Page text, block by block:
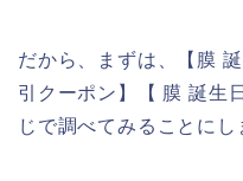
だから、まずは、【膜
引クーポン】【 膜 誕生
じで調べてみることにし